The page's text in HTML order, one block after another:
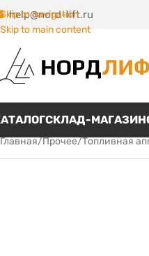
Skip to navigation
Skip to main content
help@nord-lift.ru
СКЛАД-МАГАЗИН
Главная/Прочее/Топливная